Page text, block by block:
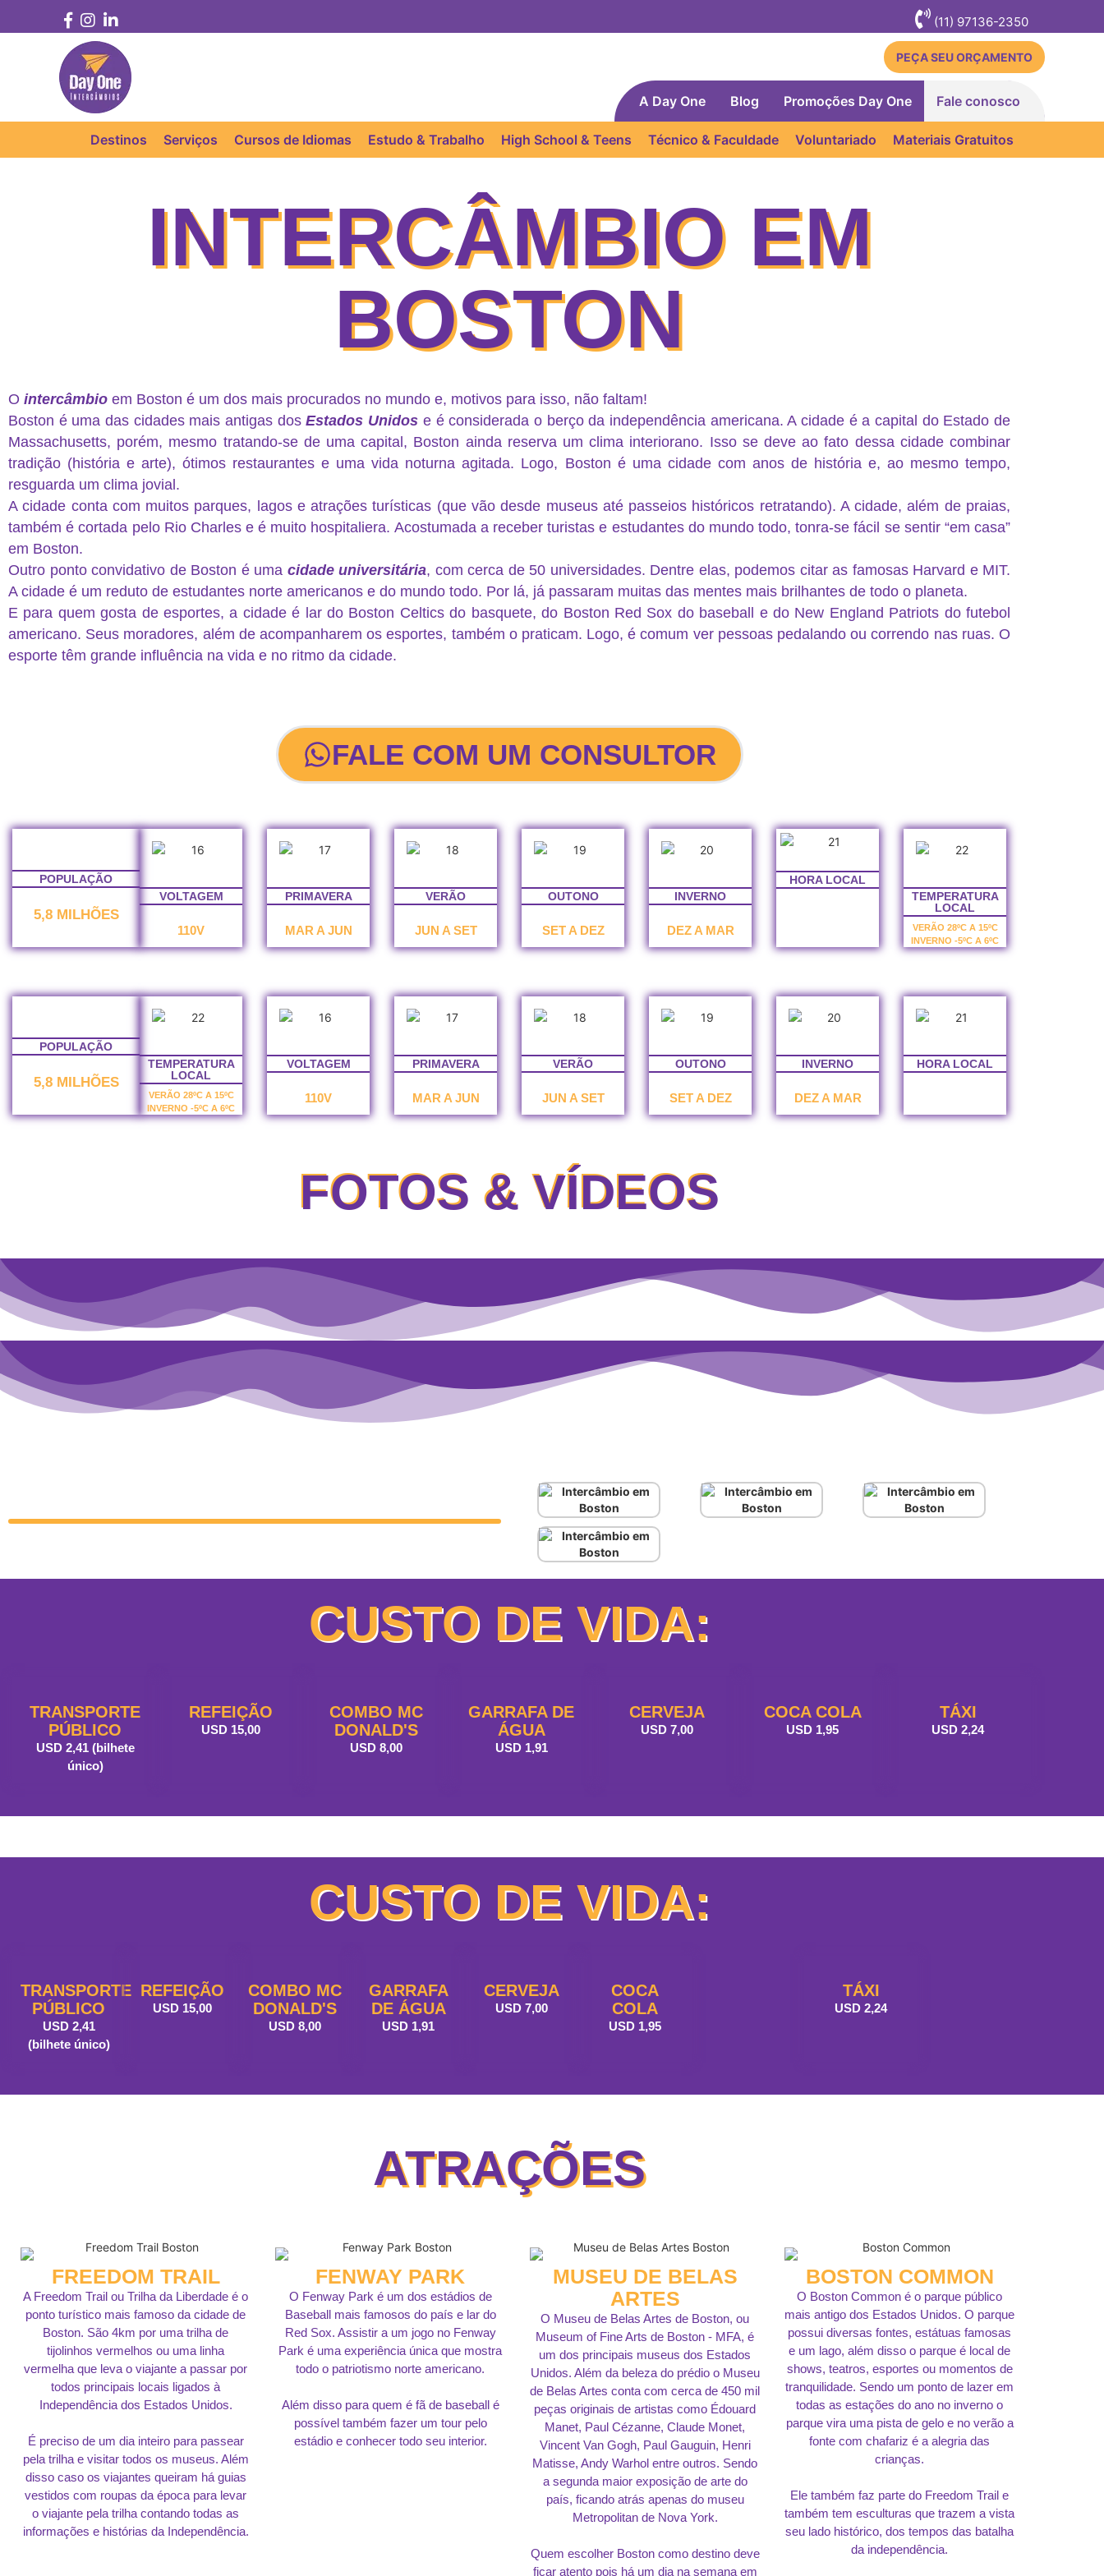
(11) 97136-2350
PEÇA SEU ORÇAMENTO
A Day One Blog Promoções Day One Fale conosco
Destinos Serviços Cursos de Idiomas Estudo & Trabalho High School & Teens Técnico & Faculdade Voluntariado Materiais Gratuitos
INTERCÂMBIO EM
BOSTON
O intercâmbio em Boston é um dos mais procurados no mundo e, motivos para isso, não faltam!
Boston é uma das cidades mais antigas dosEstados Unidos e é considerada o berço da independência americana. A cidade é a capital do Estado de
Massachusetts, porém, mesmo tratando-se de uma capital, Boston ainda reserva um clima interiorano. Isso se deve ao fato dessa cidade combinar
tradição (história e arte), ótimos restaurantes e uma vida noturna agitada. Logo, Boston é uma cidade com anos de história e, ao mesmo tempo,
resguarda um clima jovial.
A cidade conta com muitos parques, lagos e atrações turísticas (que vão desde museus até passeios históricos retratando). A cidade, além de praias,
também é cortada pelo Rio Charles e é muito hospitaliera. Acostumada a receber turistas e estudantes do mundo todo, tonra-se fácil se sentir “em casa”
em Boston.
Outro ponto convidativo de Boston é uma cidade universitária, com cerca de 50 universidades. Dentre elas, podemos citar as famosas Harvard e MIT.
A cidade é um reduto de estudantes norte americanos e do mundo todo. Por lá, já passaram muitas das mentes mais brilhantes de todo o planeta.
E para quem gosta de esportes, a cidade é lar do Boston Celtics do basquete, do Boston Red Sox do baseball e do New England Patriots do futebol
americano. Seus moradores, além de acompanharem os esportes, também o praticam. Logo, é comum ver pessoas pedalando ou correndo nas ruas. O
esporte têm grande influência na vida e no ritmo da cidade.
FALE COM UM CONSULTOR
POPULAÇÃO
5,8 MILHÕES
VOLTAGEM
110V
PRIMAVERA
MAR A JUN
VERÃO
JUN A SET
OUTONO
SET A DEZ
INVERNO
DEZ A MAR
HORA LOCAL
TEMPERATURA
LOCAL
VERÃO 28ºC A 15ºC
INVERNO -5ºC A 6ºC
POPULAÇÃO
5,8 MILHÕES
TEMPERATURA
LOCAL
VERÃO 28ºC A 15ºC
INVERNO -5ºC A 6ºC
VOLTAGEM
110V
PRIMAVERA
MAR A JUN
VERÃO
JUN A SET
OUTONO
SET A DEZ
INVERNO
DEZ A MAR
HORA LOCAL
FOTOS & VÍDEOS
CUSTO DE VIDA:
TRANSPORTE
PÚBLICO
USD 2,41 (bilhete
único)
REFEIÇÃO
USD 15,00
COMBO MC
DONALD'S
USD 8,00
GARRAFA DE
ÁGUA
USD 1,91
CERVEJA
USD 7,00
COCA COLA
USD 1,95
TÁXI
USD 2,24
CUSTO DE VIDA:
TRANSPORTE
PÚBLICO
USD 2,41
(bilhete único)
REFEIÇÃO
USD 15,00
COMBO MC
DONALD'S
USD 8,00
GARRAFA
DE ÁGUA
USD 1,91
CERVEJA
USD 7,00
COCA
COLA
USD 1,95
TÁXI
USD 2,24
ATRAÇÕES
FREEDOM TRAIL
A Freedom Trail ou Trilha da Liberdade é o
ponto turístico mais famoso da cidade de
Boston. São 4km por uma trilha de
tijolinhos vermelhos ou uma linha
vermelha que leva o viajante a passar por
todos principais locais ligados à
Independência dos Estados Unidos.
É preciso de um dia inteiro para passear
pela trilha e visitar todos os museus. Além
disso caso os viajantes queiram há guias
vestidos com roupas da época para levar
o viajante pela trilha contando todas as
informações e histórias da Independência.
FENWAY PARK
O Fenway Park é um dos estádios de
Baseball mais famosos do país e lar do
Red Sox. Assistir a um jogo no Fenway
Park é uma experiência única que mostra
todo o patriotismo norte americano.
Além disso para quem é fã de baseball é
possível também fazer um tour pelo
estádio e conhecer todo seu interior.
MUSEU DE BELAS
ARTES
O Museu de Belas Artes de Boston, ou
Museum of Fine Arts de Boston - MFA, é
um dos principais museus dos Estados
Unidos. Além da beleza do prédio o Museu
de Belas Artes conta com cerca de 450 mil
peças originais de artistas como Édouard
Manet, Paul Cézanne, Claude Monet,
Vincent Van Gogh, Paul Gauguin, Henri
Matisse, Andy Warhol entre outros. Sendo
a segunda maior exposição de arte do
país, ficando atrás apenas do museu
Metropolitan de Nova York.
Quem escolher Boston como destino deve
ficar atento pois há um dia na semana em
BOSTON COMMON
O Boston Common é o parque público
mais antigo dos Estados Unidos. O parque
possui diversas fontes, estátuas famosas
e um lago, além disso o parque é local de
shows, teatros, esportes ou momentos de
tranquilidade. Sendo um ponto de lazer em
todas as estações do ano no inverno o
parque vira uma pista de gelo e no verão a
fonte com chafariz é a alegria das
crianças.
Ele também faz parte do Freedom Trail e
também tem esculturas que trazem a vista
seu lado histórico, dos tempos das batalha
da independência.